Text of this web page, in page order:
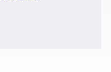
Übel mit